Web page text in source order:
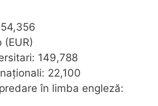
(EUR)
149,788
22,100
în limba engleză: